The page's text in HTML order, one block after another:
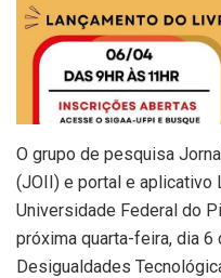
O grupo de pesquisa
(JOII) e portal e aplicativo
Universidade Federal do
próxima quarta-feira, dia 6
Desigualdades